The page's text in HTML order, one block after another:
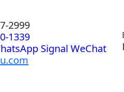
2999
1339
Signal WeChat